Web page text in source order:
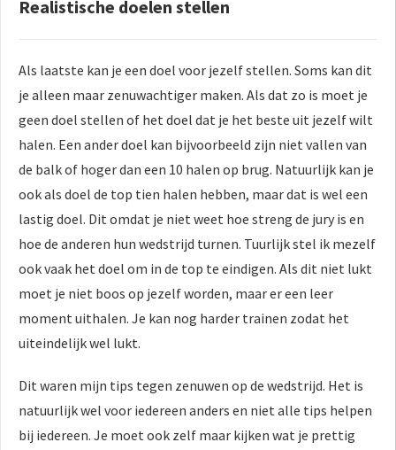
Realistische doelen stellen
Als laatste kan je een doel voor jezelf stellen. Soms kan dit
je alleen maar zenuwachtiger maken. Als dat zo is moet je
geen doel stellen of het doel dat je het beste uit jezelf wilt
halen. Een ander doel kan bijvoorbeeld zijn niet vallen van
de balk of hoger dan een 10 halen op brug. Natuurlijk kan je
ook als doel de top tien halen hebben, maar dat is wel een
lastig doel. Dit omdat je niet weet hoe streng de jury is en
hoe de anderen hun wedstrijd turnen. Tuurlijk stel ik mezelf
ook vaak het doel om in de top te eindigen. Als dit niet lukt
moet je niet boos op jezelf worden, maar er een leer
moment uithalen. Je kan nog harder trainen zodat het
uiteindelijk wel lukt.
Dit waren mijn tips tegen zenuwen op de wedstrijd. Het is
natuurlijk wel voor iedereen anders en niet alle tips helpen
bij iedereen. Je moet ook zelf maar kijken wat je prettig